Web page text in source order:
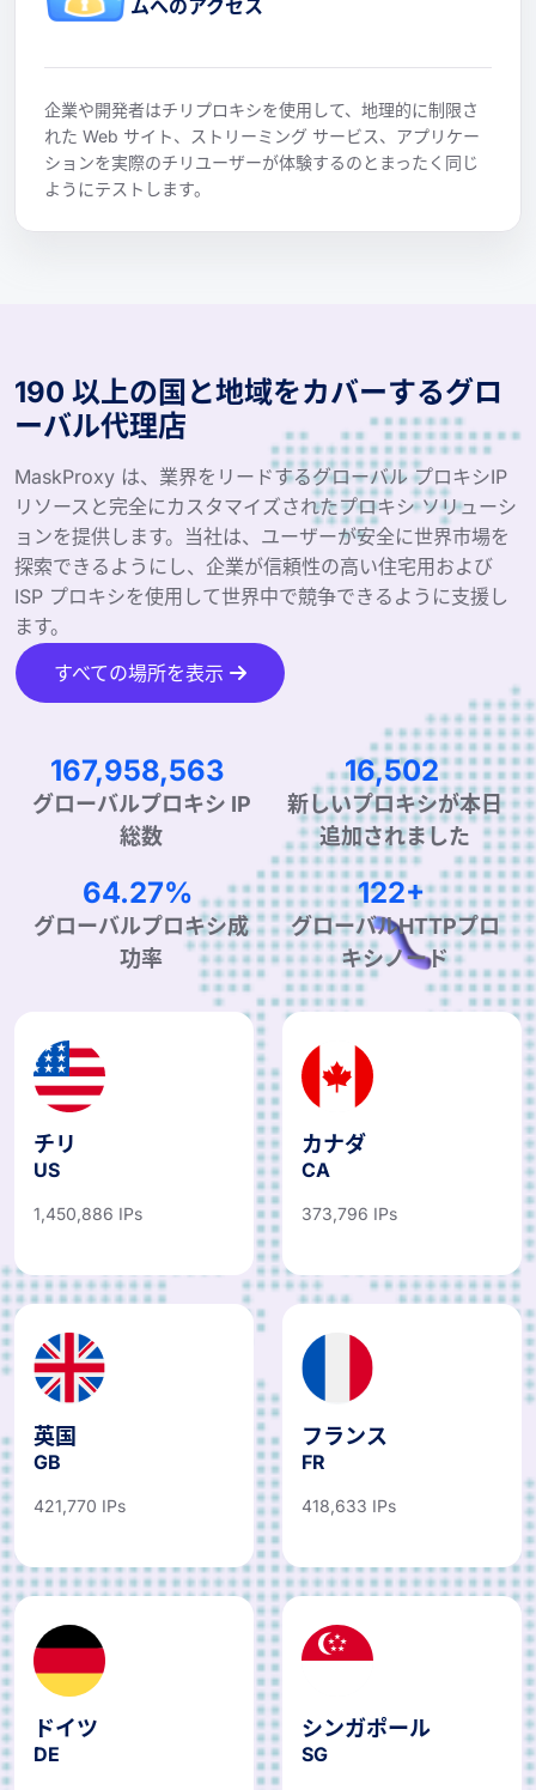
ムへのアクセス
企業や開発者はチリプロキシを使用して、地理的に制限さ
れた Web サイト、ストリーミング サービス、アプリケー
ションを実際のチリユーザーが体験するのとまったく同じ
ようにテストします。
190 以上の国と地域をカバーするグロ
ーバル代理店
MaskProxy は、業界をリードするグローバル プロキシIP
リソースと完全にカスタマイズされたプロキシ ソリューシ
ョンを提供します。当社は、ユーザーが安全に世界市場を
探索できるようにし、企業が信頼性の高い住宅用および
ISP プロキシを使用して世界中で競争できるように支援し
ます。
すべての場所を表示
253,823,391
グローバルプロキシ IP
総数
25,112
新しいプロキシが本日
追加されました
99.90%
グローバルプロキシ成
功率
190+
グローバルHTTPプロ
キシノード
チリ
US
1,450,886 IPs
カナダ
CA
373,796 IPs
英国
GB
421,770 IPs
フランス
FR
418,633 IPs
ドイツ
DE
シンガポール
SG